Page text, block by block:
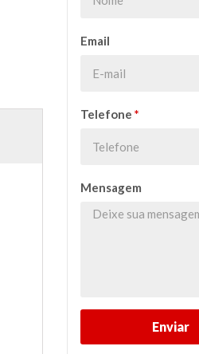
Email
Telefone *
Mensagem